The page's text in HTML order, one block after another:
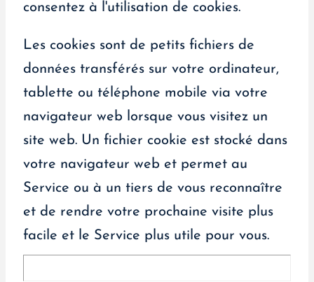
consentez à l'utilisation de cookies.
Les cookies sont de petits fichiers de
données transférés sur votre ordinateur,
tablette ou téléphone mobile via votre
navigateur web lorsque vous visitez un
site web. Un fichier cookie est stocké dans
votre navigateur web et permet au
Service ou à un tiers de vous reconnaître
et de rendre votre prochaine visite plus
facile et le Service plus utile pour vous.